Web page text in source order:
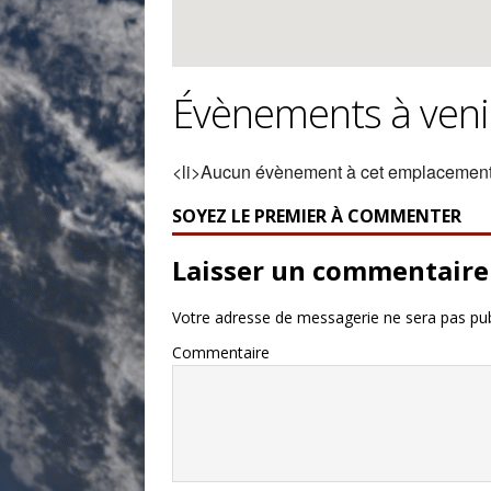
Évènements à
<li>Aucun évènement à cet
SOYEZ LE PREMIER À COMMENTER
Laisser un commentaire
Votre adresse de messagerie ne sera pas
Commentaire